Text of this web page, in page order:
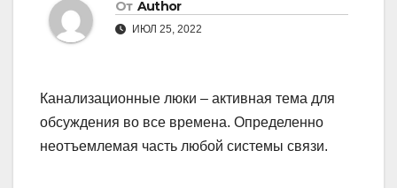
От Author
ИЮЛ 25, 2022
Канализационные люки – активная тема для
обсуждения во все времена. Определенно
неотъемлемая часть любой системы связи.